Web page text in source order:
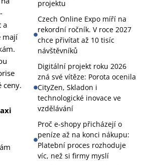
a
mají
ceny.
projektu
Czech Online Expo míří na
rekordní ročník. V roce 2027
chce přivítat až 10 tisíc
návštěvníků
Digitální projekt roku 2026
zná své vítěze: Porota ocenila
CityZen, Skladon i
technologické inovace ve
vzdělávání
Proč e-shopy přicházejí o
peníze až na konci nákupu:
Platební proces rozhoduje
víc, než si firmy myslí